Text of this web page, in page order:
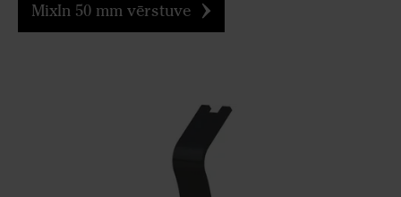
MixIn 50 mm vērstuve